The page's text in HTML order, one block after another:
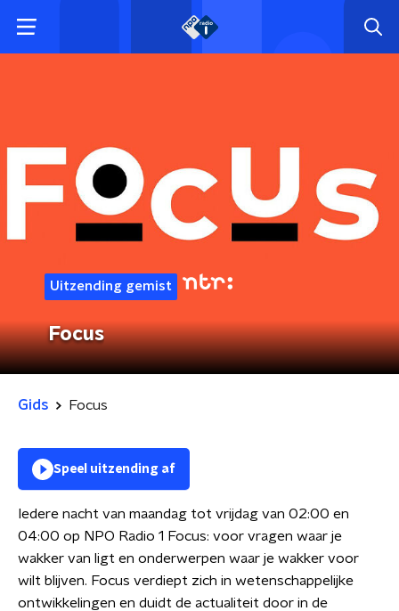
Uitzending gemist
Focus
Gids Focus
Speel uitzending af
Iedere nacht van maandag tot vrijdag van 02:00 en
04:00 op NPO Radio 1 Focus: voor vragen waar je
wakker van ligt en onderwerpen waar je wakker voor
wilt blijven. Focus verdiept zich in wetenschappelijke
ontwikkelingen en duidt de actualiteit door in de